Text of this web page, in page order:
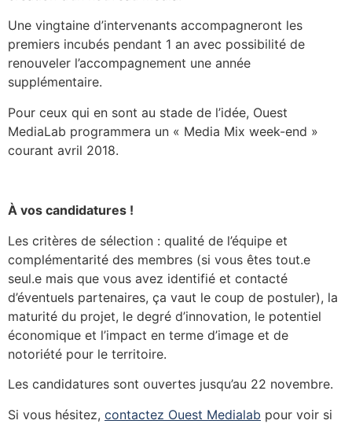
Une vingtaine d’intervenants accompagneront les
premiers incubés pendant 1 an avec possibilité de
renouveler l’accompagnement une année
supplémentaire.
Pour ceux qui en sont au stade de l’idée, Ouest
MediaLab programmera un « Media Mix week-end »
courant avril 2018.
À vos candidatures !
Les critères de sélection : qualité de l’équipe et
complémentarité des membres (si vous êtes tout.e
seul.e mais que vous avez identifié et contacté
d’éventuels partenaires, ça vaut le coup de postuler), la
maturité du projet, le degré d’innovation, le potentiel
économique et l’impact en terme d’image et de
notoriété pour le territoire.
Les candidatures sont ouvertes jusqu’au 22 novembre.
Si vous hésitez, contactez Ouest Medialab pour voir si